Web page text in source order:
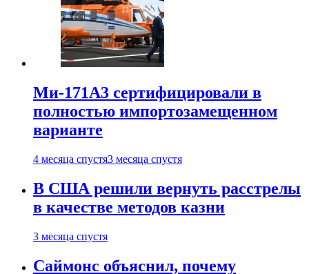
Ми-171А3 сертифицировали в
полностью импортозамещенном
варианте
4 месяца спустя3 месяца спустя
В США решили вернуть расстрелы
в качестве методов казни
3 месяца спустя
Саймонс объяснил, почему